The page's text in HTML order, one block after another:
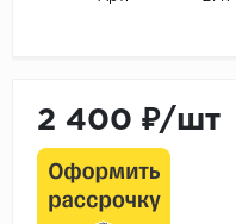
2 400 ₽/шт